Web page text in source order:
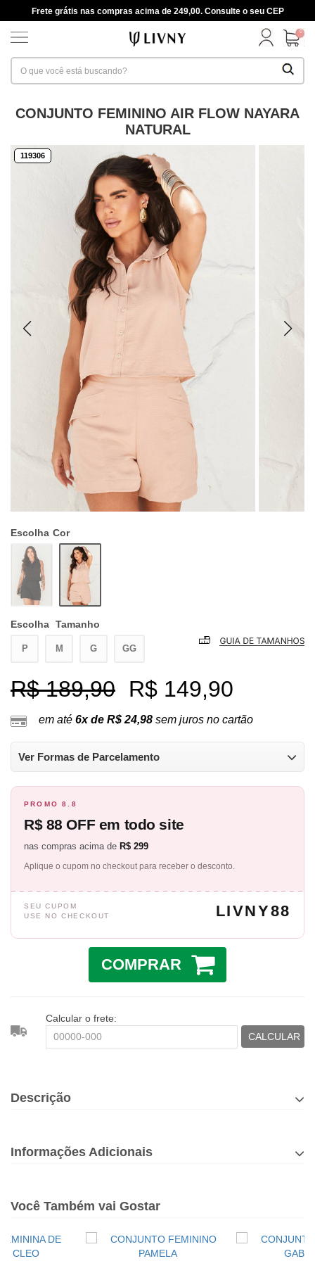
Frete grátis nas compras acima de 249,00. Consulte o seu CEP
0
CONJUNTO FEMININO AIR FLOW NAYARA
NATURAL
119306
Escolha Cor
Escolha Tamanho
P M G GG
R$ 189,90 R$ 149,90
em até 6x de R$ 24,98 sem juros no cartão
Ver Formas de Parcelamento
PROMO 8.8
R$ 88 OFF em todo site
nas compras acima de R$ 299
Aplique o cupom no checkout para receber o desconto.
SEU CUPOM
USE NO CHECKOUT
LIVNY88
COMPRAR
Calcular o frete:
CALCULAR
Descrição
Informações Adicionais
Você Também vai Gostar